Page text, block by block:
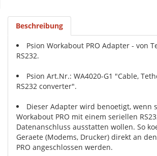
Beschreibung
Psion Workabout PRO Adapter - von
RS232.
Psion Art.Nr.: WA4020-G1 "Cable,
RS232 converter".
Dieser Adapter wird benoetigt, wenn
Workabout PRO mit einem seriellen
Datenanschluss ausstatten wollen. So
Geraete (Modems, Drucker) direkt an
PRO angeschlossen werden.